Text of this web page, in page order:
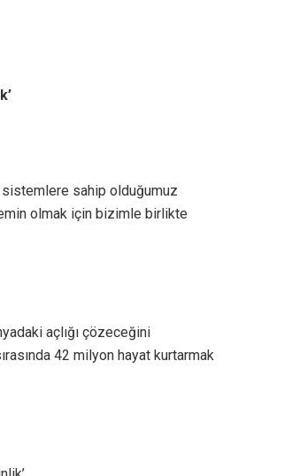
sistemlere sahip olduğumuz
olmak için bizimle birlikte
açlığı çözeceğini
42 milyon hayat kurtarmak